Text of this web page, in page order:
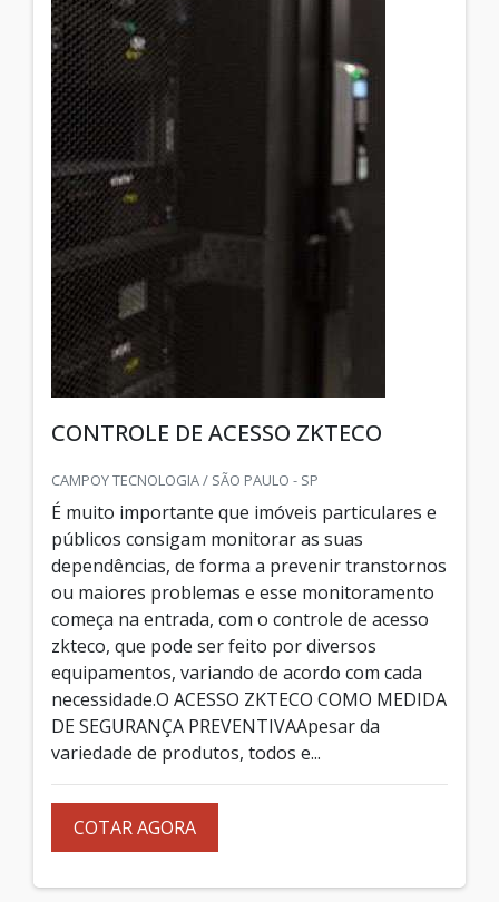
CONTROLE DE ACESSO ZKTECO
CAMPOY TECNOLOGIA / SÃO PAULO - SP
É muito importante que imóveis particulares e
públicos consigam monitorar as suas
dependências, de forma a prevenir transtornos
ou maiores problemas e esse monitoramento
começa na entrada, com o controle de acesso
zkteco, que pode ser feito por diversos
equipamentos, variando de acordo com cada
necessidade.O ACESSO ZKTECO COMO MEDIDA
DE SEGURANÇA PREVENTIVAApesar da
variedade de produtos, todos e...
COTAR AGORA